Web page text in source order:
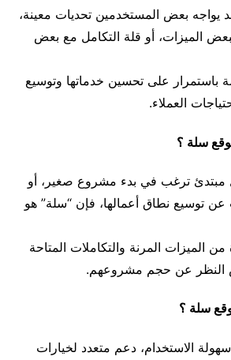
قد يواجه بعض المستخدمين تحديات معينة،
الميزات، أو قلة التكامل مع بعض
باستمرار على تحسين خدماتها وتوسيع
العملاء.
سلة ؟
مبتدئ ترغب في بدء مشروع صغير، أو
توسيع نطاق أعمالها، فإن “سلة” هو
من الميزات المرنة والتكاملات المتاحة
النظر عن حجم مشروعهم.
سلة ؟
الاستخدام، دعم متعدد لخيارات